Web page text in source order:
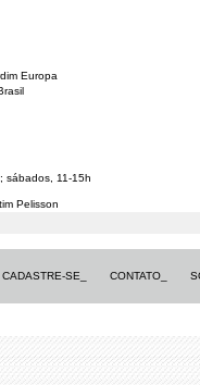
Europa
sábados, 11-15h
Pelisson
CADASTRE-SE_ CONTATO_